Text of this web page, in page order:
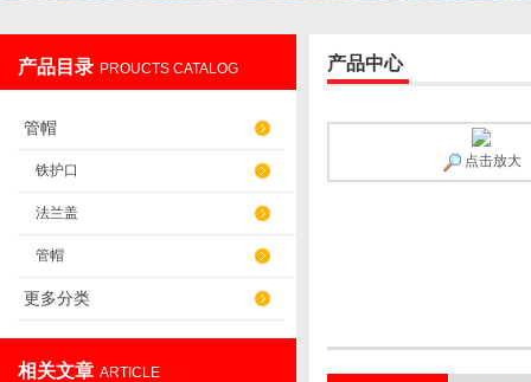
产品目录 PROUCTS CATALOG
管帽
铁护口
法兰盖
管帽
更多分类
相关文章 ARTICLE
产品中心
点击放大